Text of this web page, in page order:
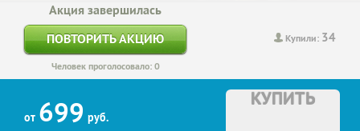
Купили: 34
Акция завершилась
ПОВТОРИТЬ АКЦИЮ
Человек проголосовало: 0
от 699 руб.
КУПИТЬ